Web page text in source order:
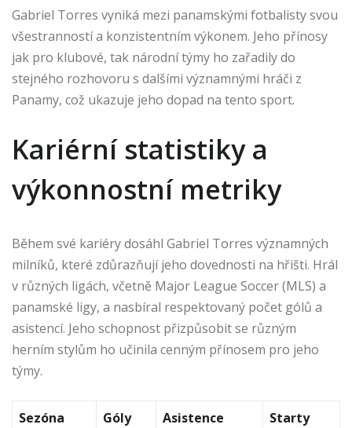
Gabriel Torres vyniká mezi panamskými fotbalisty svou
všestranností a konzistentním výkonem. Jeho přínosy
jak pro klubové, tak národní týmy ho zařadily do
stejného rozhovoru s dalšími významnými hráči z
Panamy, což ukazuje jeho dopad na tento sport.
Kariérní statistiky a
výkonnostní metriky
Během své kariéry dosáhl Gabriel Torres významných
milníků, které zdůrazňují jeho dovednosti na hřišti. Hrál
v různých ligách, včetně Major League Soccer (MLS) a
panamské ligy, a nasbíral respektovaný počet gólů a
asistencí. Jeho schopnost přizpůsobit se různým
herním stylům ho učinila cenným přínosem pro jeho
týmy.
Sezóna Góly Asistence Starty